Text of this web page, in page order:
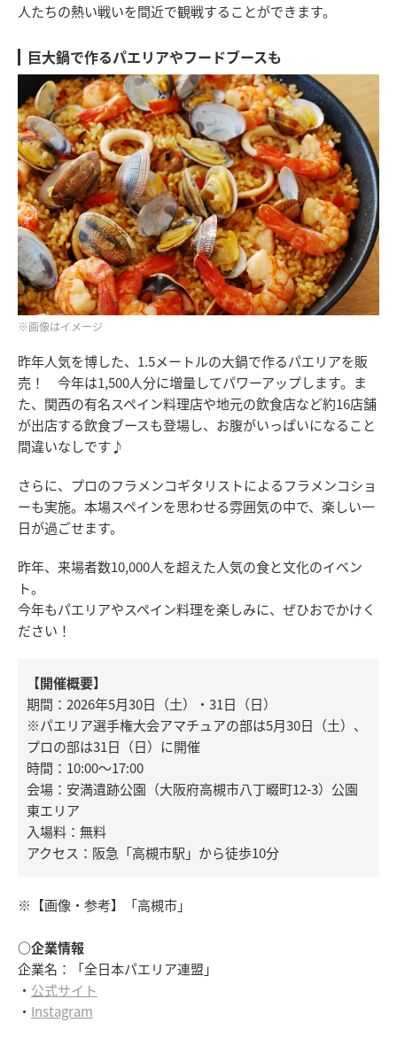
人たちの熱い戦いを間近で観戦することができます。
巨大鍋で作るパエリアやフードブースも
※画像はイメージ
昨年人気を博した、1.5メートルの大鍋で作るパエリアを販
売！ 今年は1,500人分に増量してパワーアップします。ま
た、関西の有名スペイン料理店や地元の飲食店など約16店舗
が出店する飲食ブースも登場し、お腹がいっぱいになること
間違いなしです♪
さらに、プロのフラメンコギタリストによるフラメンコショ
ーも実施。本場スペインを思わせる雰囲気の中で、楽しい一
日が過ごせます。
昨年、来場者数10,000人を超えた人気の食と文化のイベン
ト。
今年もパエリアやスペイン料理を楽しみに、ぜひおでかけく
ださい！
【開催概要】
期間：2026年5月30日（土）・31日（日）
※パエリア選手権大会アマチュアの部は5月30日（土）、
プロの部は31日（日）に開催
時間：10:00～17:00
会場：安満遺跡公園（大阪府高槻市八丁畷町12-3）公園
東エリア
入場料：無料
アクセス：阪急「高槻市駅」から徒歩10分
※【画像・参考】「高槻市」
○企業情報
企業名：「全日本パエリア連盟」
・ 公式サイト
・ Instagram